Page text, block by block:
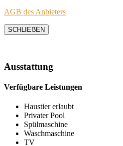
AGB des Anbieters
SCHLIEẞEN
Ausstattung
Verfügbare Leistungen
Haustier erlaubt
Privater Pool
Spülmaschine
Waschmaschine
TV